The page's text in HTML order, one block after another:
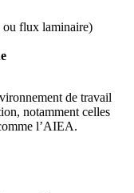
ou flux laminaire)
de travail
notamment celles
l’AIEA.